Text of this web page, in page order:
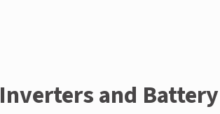
Inverters and